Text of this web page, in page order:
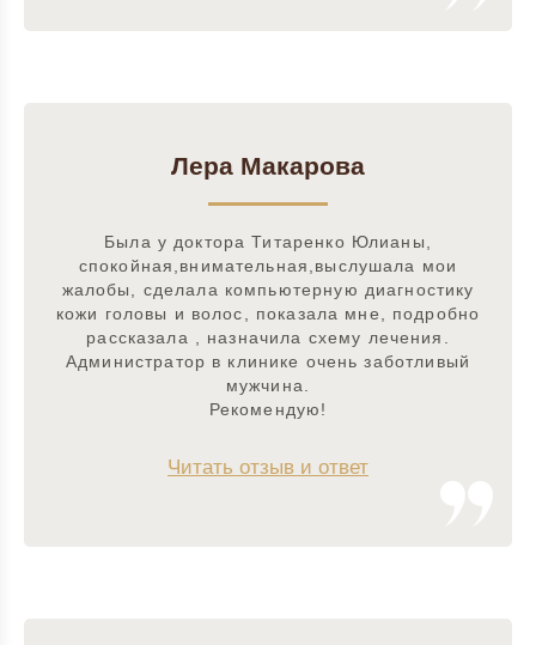
Лера Макарова
Была у доктора Титаренко Юлианы,
спокойная,внимательная,выслушала мои
жалобы, сделала компьютерную диагностику
кожи головы и волос, показала мне, подробно
рассказала , назначила схему лечения.
Администратор в клинике очень заботливый
мужчина.
Рекомендую!
Читать отзыв и ответ